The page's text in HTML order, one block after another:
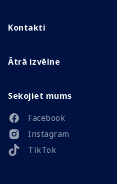
Kontakti
Ātrā izvēlne
Sekojiet mums
Facebook
Instagram
TikTok